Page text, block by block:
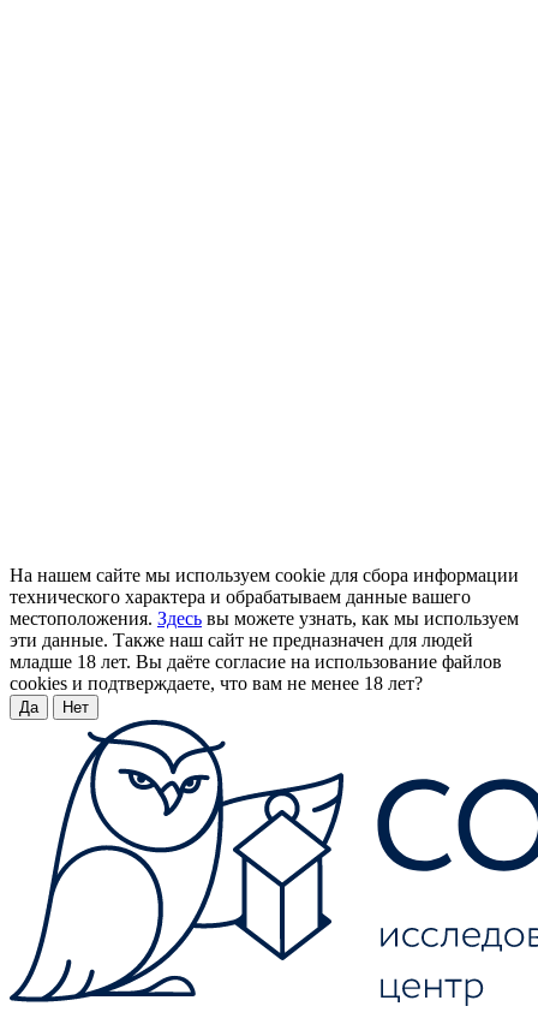
На нашем сайте мы используем cookie для сбора информации
технического характера и обрабатываем данные вашего
местоположения. Здесь вы можете узнать, как мы используем
эти данные. Также наш сайт не предназначен для людей
младше 18 лет. Вы даёте согласие на использование файлов
cookies и подтверждаете, что вам не менее 18 лет?
Да Нет